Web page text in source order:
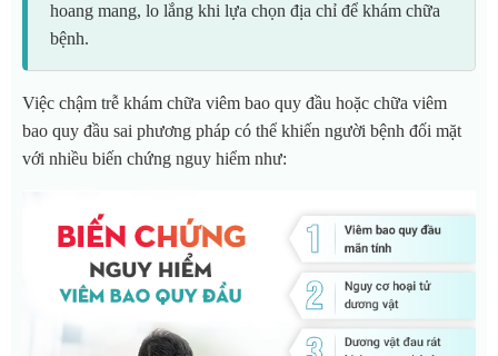
hoang mang, lo lắng khi lựa chọn địa chỉ để khám chữa
bệnh.
Việc chậm trễ khám chữa viêm bao quy đầu hoặc chữa viêm
bao quy đầu sai phương pháp có thể khiến người bệnh đối mặt
với nhiều biến chứng nguy hiểm như: